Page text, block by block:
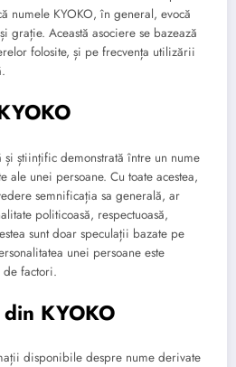
numele KYOKO, în general, evocă
grație. Această asociere se bazează
folosite, și pe frecvența utilizării
științific demonstrată între un nume
ale unei persoane. Cu toate acestea,
semnificația sa generală, ar
politicoasă, respectuoasă,
sunt doar speculații bazate pe
unei persoane este
de factori.
KYOKO
disponibile despre nume derivate